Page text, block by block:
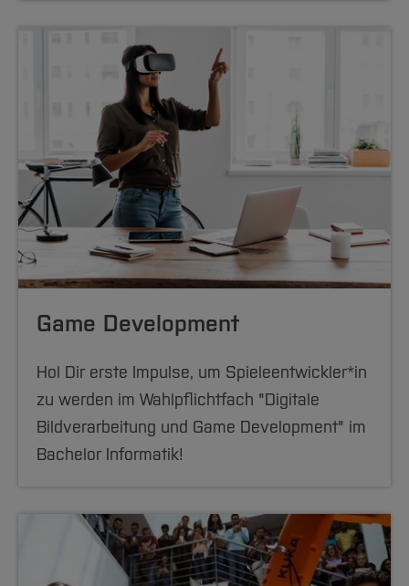
Game Development
Hol Dir erste Impulse, um Spieleentwickler*in
zu werden im Wahlpflichtfach "Digitale
Bildverarbeitung und Game Development" im
Bachelor Informatik!